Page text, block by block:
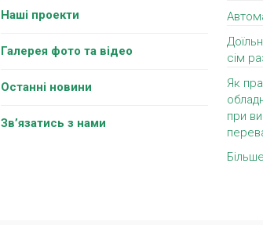
Наші проекти
Галерея фото та відео
Останні новини
Зв’язатись з нами
сім
Як
при
Більше